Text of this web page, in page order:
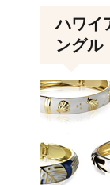
ハワイ
ングル